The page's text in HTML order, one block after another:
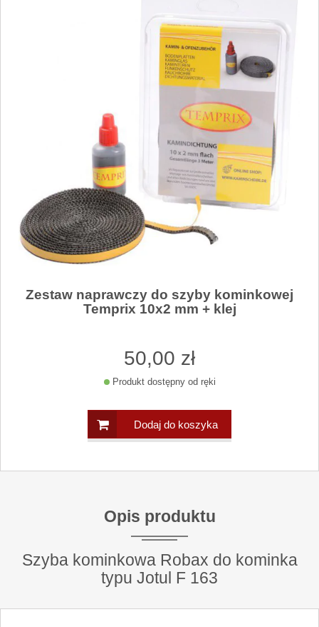
Zestaw naprawczy do szyby kominkowej
Temprix 10x2 mm + klej
50,00 zł
Produkt dostępny od ręki
Dodaj do koszyka
Opis produktu
Szyba kominkowa Robax do kominka
typu Jotul F 163